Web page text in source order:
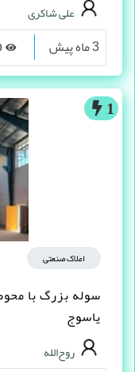
علی شاکری
3 ماه پیش
1
املاک صنعتی
سوله بزرگ با
یاسوج
روح‌الله